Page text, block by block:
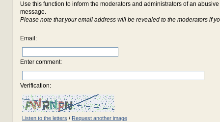
Use this function to inform the moderators and administrators of an
message.
Please note that your email address will be revealed to the moderators if
Email :
Enter comment:
Verification:
Listen to the letters / Request another image